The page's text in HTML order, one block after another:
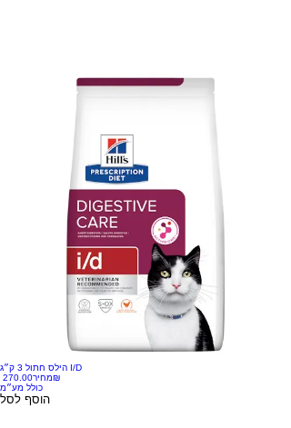
הילס חתול 3 ק״ג I/D
מחיר‏270.00 ‏₪
כולל מע״מ
הוסף לסל